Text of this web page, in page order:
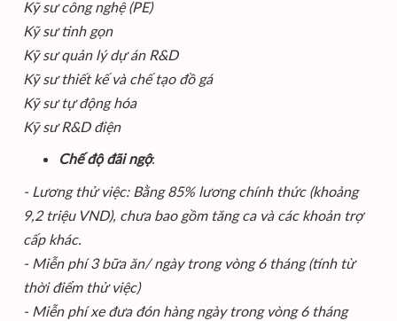
Kỹ sư công nghệ (PE)
Kỹ sư tinh gọn
Kỹ sư quản lý dự án R&D
Kỹ sư thiết kế và chế tạo đồ gá
Kỹ sư tự động hóa
Kỹ sư R&D điện
Chế độ đãi ngộ:
- Lương thử việc: Bằng 85% lương chính thức (khoảng
9,2 triệu VND), chưa bao gồm tăng ca và các khoản trợ
cấp khác.
- Miễn phí 3 bữa ăn/ ngày trong vòng 6 tháng (tính từ
thời điểm thử việc)
- Miễn phí xe đưa đón hàng ngày trong vòng 6 tháng